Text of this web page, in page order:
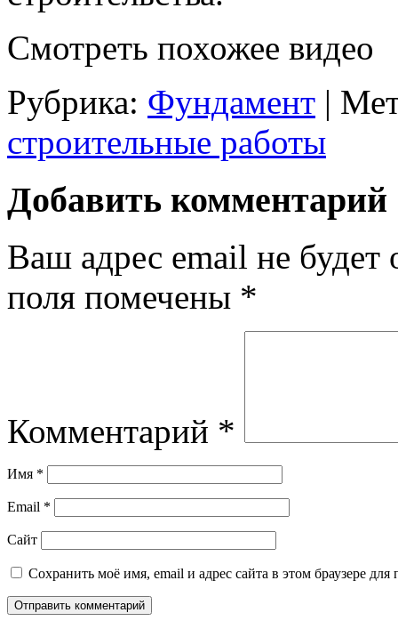
Смотреть похожее видео
Рубрика: Фундамент |
строительные работы
Добавить комментарий
Ваш адрес email не будет
поля помечены *
Комментарий *
Имя *
Email *
Сайт
Сохранить моё имя, email и адрес сайта в этом браузере